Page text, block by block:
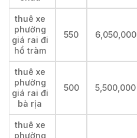
thuê xe
phường
giá rai đi
hồ tràm
550 6,050,000
thuê xe
phường
giá rai đi
bà rịa
500 5,500,000
thuê xe
phường